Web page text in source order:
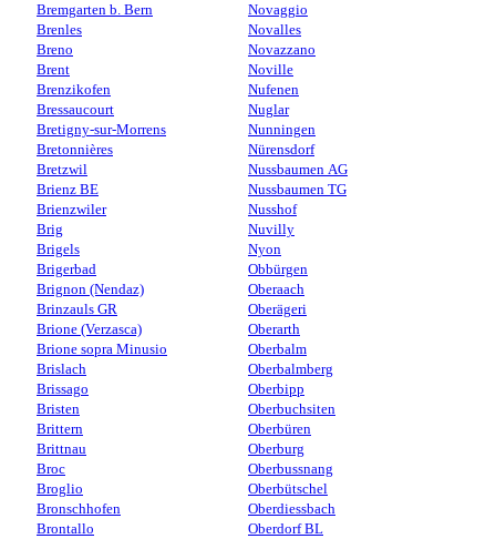
Bremgarten b. Bern
Brenles
Breno
Brent
Brenzikofen
Bressaucourt
Bretigny-sur-Morrens
Bretonnières
Bretzwil
Brienz BE
Brienzwiler
Brig
Brigels
Brigerbad
Brignon (Nendaz)
Brinzauls GR
Brione (Verzasca)
Brione sopra Minusio
Brislach
Brissago
Bristen
Brittern
Brittnau
Broc
Broglio
Bronschhofen
Brontallo
Novaggio
Novalles
Novazzano
Noville
Nufenen
Nuglar
Nunningen
Nürensdorf
Nussbaumen AG
Nussbaumen TG
Nusshof
Nuvilly
Nyon
Obbürgen
Oberaach
Oberägeri
Oberarth
Oberbalm
Oberbalmberg
Oberbipp
Oberbuchsiten
Oberbüren
Oberburg
Oberbussnang
Oberbütschel
Oberdiessbach
Oberdorf BL